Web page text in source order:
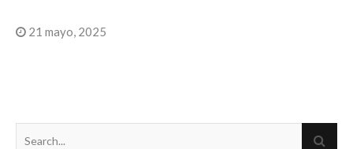
21 mayo, 2025